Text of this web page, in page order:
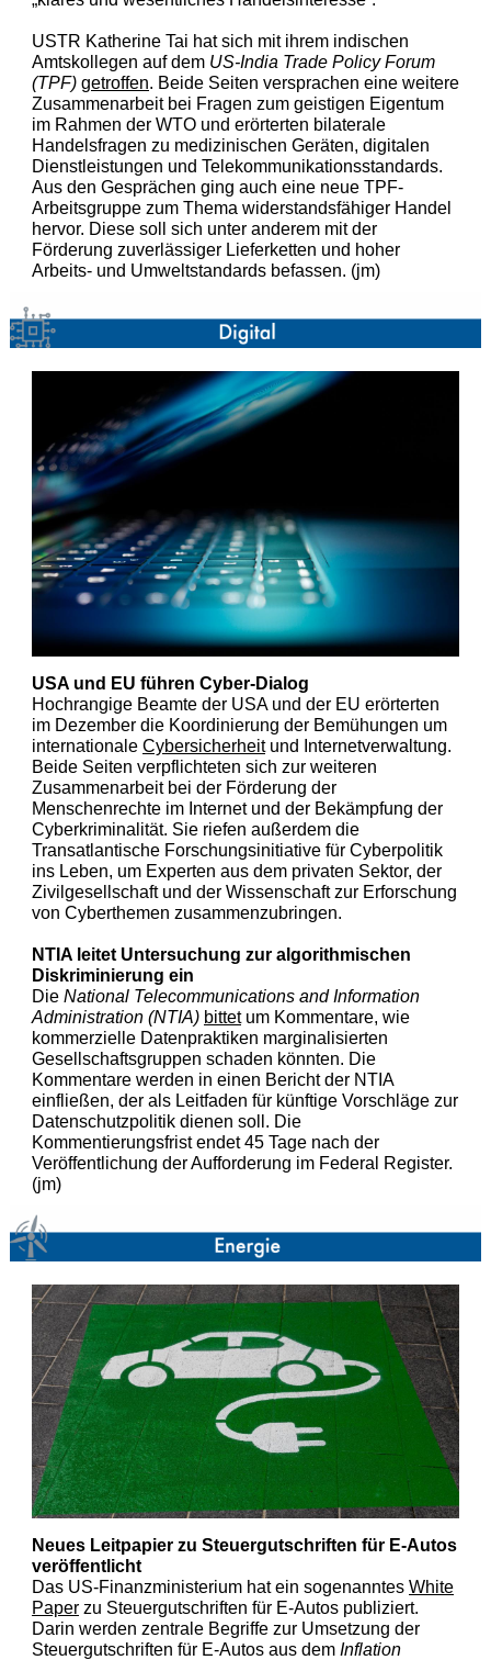
USTR Katherine Tai hat sich mit ihrem indischen
Amtskollegen auf dem US-India Trade Policy Forum
(TPF) getroffen. Beide Seiten versprachen eine weitere
Zusammenarbeit bei Fragen zum geistigen Eigentum
im Rahmen der WTO und erörterten bilaterale
Handelsfragen zu medizinischen Geräten, digitalen
Dienstleistungen und Telekommunikationsstandards.
Aus den Gesprächen ging auch eine neue TPF-
Arbeitsgruppe zum Thema widerstandsfähiger Handel
hervor. Diese soll sich unter anderem mit der
Förderung zuverlässiger Lieferketten und hoher
Arbeits- und Umweltstandards befassen. (jm)
USA und EU führen Cyber-Dialog
Hochrangige Beamte der USA und der EU erörterten
im Dezember die Koordinierung der Bemühungen um
internationale Cybersicherheitund Internetverwaltung.
Beide Seiten verpflichteten sich zur weiteren
Zusammenarbeit bei der Förderung der
Menschenrechte im Internet und der Bekämpfung der
Cyberkriminalität. Sie riefen außerdem die
Transatlantische Forschungsinitiative für Cyberpolitik
ins Leben, um Experten aus dem privaten Sektor, der
Zivilgesellschaft und der Wissenschaft zur Erforschung
von Cyberthemen zusammenzubringen.
NTIA leitet Untersuchung zur algorithmischen
Diskriminierung ein
Die National Telecommunications and Information
Administration (NTIA) bittetum Kommentare, wie
kommerzielle Datenpraktiken marginalisierten
Gesellschaftsgruppen schaden könnten. Die
Kommentare werden in einen Bericht der NTIA
einfließen, der als Leitfaden für künftige Vorschläge zur
Datenschutzpolitik dienen soll. Die
Kommentierungsfrist endet 45 Tage nach der
Veröffentlichung der Aufforderung im Federal Register.
(jm)
Neues Leitpapier zu Steuergutschriften für E-Autos
veröffentlicht
Das US-Finanzministerium hat ein sogenanntes White
Paper zu Steuergutschriften für E-Autos publiziert.
Darin werden zentrale Begriffe zur Umsetzung der
Steuergutschriften für E-Autos aus dem Inflation